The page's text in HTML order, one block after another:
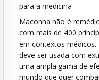
para a medicina
Maconha não é
com mais de 400
em contextos
deve ser usada com
uma ampla gama de
mundo que quer